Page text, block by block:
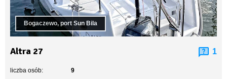
Bogaczewo, port Sun Bila
Altra 27 1
liczba osób:
9